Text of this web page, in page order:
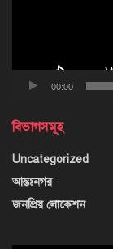
00:00
বিভাগসমূহ
Uncategorized
আন্তঃনগর
জনপ্রিয় লোকেশন